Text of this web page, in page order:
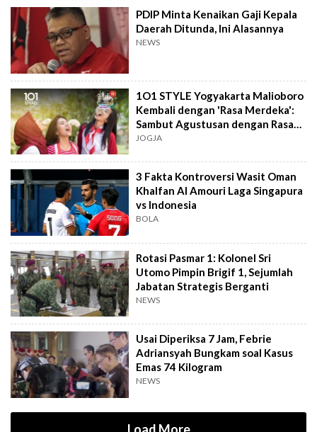
PDIP Minta Kenaikan Gaji Kepala
Daerah Ditunda, Ini Alasannya
NEWS
1O1 STYLE Yogyakarta Malioboro
Kembali dengan 'Rasa Merdeka':
Sambut Agustusan dengan Rasa
dan Tawa
JOGJA
3 Fakta Kontroversi Wasit Oman
Khalfan Al Amouri Laga Singapura
vs Indonesia
BOLA
Rotasi Pasmar 1: Kolonel Sri
Utomo Pimpin Brigif 1, Sejumlah
Jabatan Strategis Berganti
NEWS
Usai Diperiksa 7 Jam, Febrie
Adriansyah Bungkam soal Kasus
Emas 74 Kilogram
NEWS